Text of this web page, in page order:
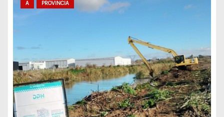
r
a
d
a
A PROVINCIA